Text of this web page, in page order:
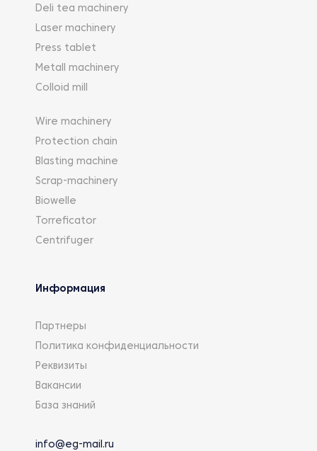
Deli tea machinery
Laser machinery
Press tablet
Metall machinery
Colloid mill
Wire machinery
Protection chain
Blasting machine
Scrap-machinery
Biowelle
Torreficator
Centrifuger
Информация
Партнеры
Политика конфиденциальности
Реквизиты
Вакансии
База знаний
info@eg-mail.ru